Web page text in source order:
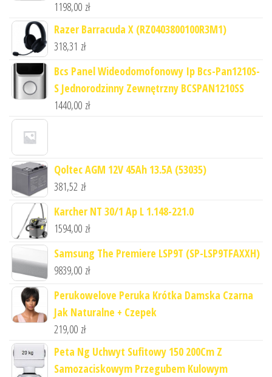
1198,00 zł
Razer Barracuda X (RZ0403800100R3M1)
318,31 zł
Bcs Panel Wideodomofonowy Ip Bcs-Pan1210S-
S Jednorodzinny Zewnętrzny BCSPAN1210SS
1440,00 zł
Qoltec AGM 12V 45Ah 13.5A (53035)
381,52 zł
Karcher NT 30/1 Ap L 1.148-221.0
1594,00 zł
Samsung The Premiere LSP9T (SP-LSP9TFAXXH)
9839,00 zł
Perukowelove Peruka Krótka Damska Czarna
Jak Naturalne + Czepek
219,00 zł
Peta Ng Uchwyt Sufitowy 150 200Cm Z
Samozaciskowym Przegubem Kulowym